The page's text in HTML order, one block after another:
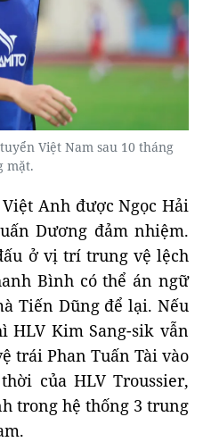
Việt Nam sau 10 tháng
mặt.
Anh được Ngọc Hải
Dương đảm nhiệm.
ở vị trí trung vệ lệch
Bình có thể án ngữ
Tiến Dũng để lại. Nếu
HLV Kim Sang-sik vẫn
trái Phan Tuấn Tài vào
của HLV Troussier,
trong hệ thống 3 trung